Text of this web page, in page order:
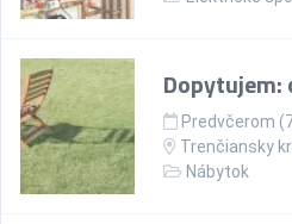
Dopytujem:
Predvčerom
Trenčiansky
Nábytok